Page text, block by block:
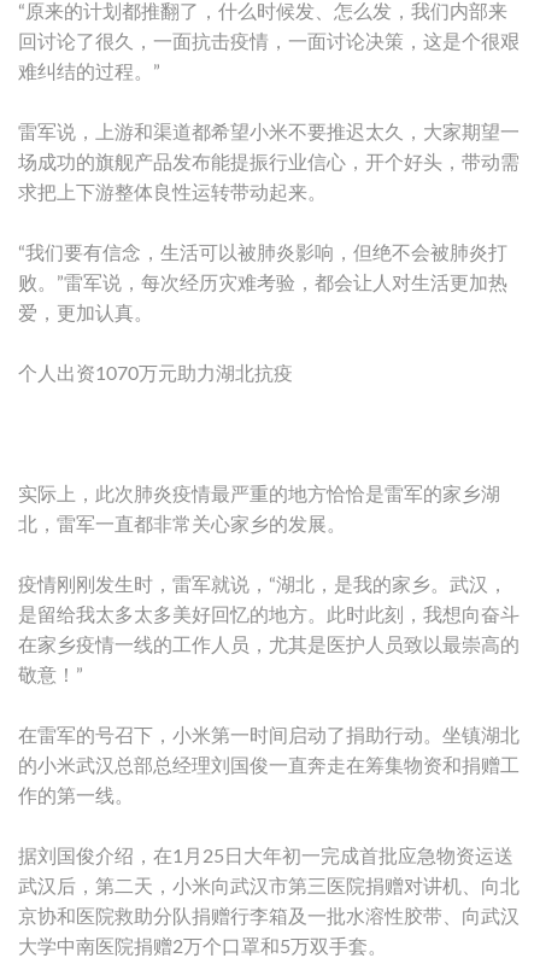
“原来的计划都推翻了，什么时候发、怎么发，我们内部来
回讨论了很久，一面抗击疫情，一面讨论决策，这是个很艰
难纠结的过程。”
雷军说，上游和渠道都希望小米不要推迟太久，大家期望一
场成功的旗舰产品发布能提振行业信心，开个好头，带动需
求把上下游整体良性运转带动起来。
“我们要有信念，生活可以被肺炎影响，但绝不会被肺炎打
败。”雷军说，每次经历灾难考验，都会让人对生活更加热
爱，更加认真。
个人出资1070万元助力湖北抗疫
实际上，此次肺炎疫情最严重的地方恰恰是雷军的家乡湖
北，雷军一直都非常关心家乡的发展。
疫情刚刚发生时，雷军就说，“湖北，是我的家乡。武汉，
是留给我太多太多美好回忆的地方。此时此刻，我想向奋斗
在家乡疫情一线的工作人员，尤其是医护人员致以最崇高的
敬意！”
在雷军的号召下，小米第一时间启动了捐助行动。坐镇湖北
的小米武汉总部总经理刘国俊一直奔走在筹集物资和捐赠工
作的第一线。
据刘国俊介绍，在1月25日大年初一完成首批应急物资运送
武汉后，第二天，小米向武汉市第三医院捐赠对讲机、向北
京协和医院救助分队捐赠行李箱及一批水溶性胶带、向武汉
大学中南医院捐赠2万个口罩和5万双手套。